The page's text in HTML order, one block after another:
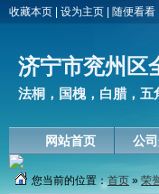
收藏本页 设为主页 随便看看
济宁市兖州区
法桐，国槐，白腊，五
网站首页 公
您当前的位置：首页 » 荣